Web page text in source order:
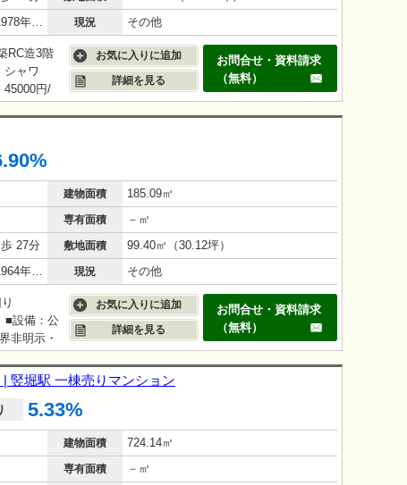
鉄筋コンクリート（RC造）/47年(1978年9月) 現況 その他
RC造3階
シャワ
円/
物件は、
お気に入りに追加
詳細を見る
お問合せ・資料請求
（無料）
建物面積 185.09㎡
専有面積 －㎡
27分 敷地面積 99.40㎡（30.12坪）
鉄筋コンクリート（RC造）/61年(1964年10月) 現況 その他
■設備：公
非明示・
ｍ～3.0
ござい
お気に入りに追加
詳細を見る
お問合せ・資料請求
（無料）
竪堀駅 一棟売りマンション
5.33%
建物面積 724.14㎡
専有面積 －㎡